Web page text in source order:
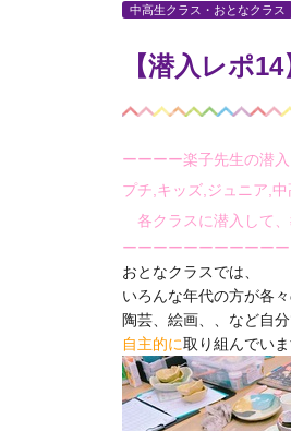
中高生クラス・おとなクラス
【潜入レポ
ーーーー楽子先生の潜
プチ,キッズ,ジュニア,
各クラスに潜入して
ーーーーーーーーーー
おとなクラスでは、
いろんな年代の方が各々
陶芸、絵画、、など自
自主的に取り組んでいま